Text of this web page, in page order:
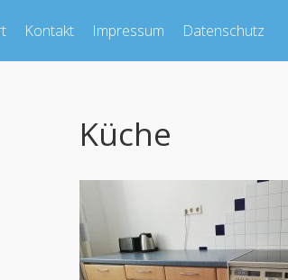
Kontakt Impressum Datenschutz
Küche